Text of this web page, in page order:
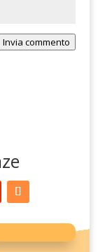
Invia commento